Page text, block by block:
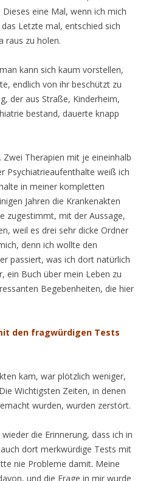
eine Mal, wenn ich mich
Letzte mal, entschied sich
raus zu holen.
kann sich kaum vorstellen,
endlich von ihr beschützt zu
der aus Straße, Kinderheim,
bestand, dauerte knapp
Zwei Therapien mit je eineinhalb
Psychiatrieaufenthalte weiß ich
in meiner kompletten
Jahren die Krankenakten
zugestimmt, mit der Aussage,
weil es drei sehr dicke Ordner
denn ich wollte den
passiert, was ich dort natürlich
ein Buch über mein Leben zu
Begebenheiten, die hier
den fragwürdigen Tests
kam, war plötzlich weniger,
Wichtigsten Zeiten, in denen
wurden, wurden zerstört.
die Erinnerung, dass ich in
dort merkwürdige Tests mit
nie Probleme damit. Meine
und die Frage in mir wurde